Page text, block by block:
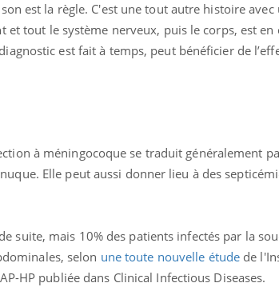
est la règle. C'est une tout autre histoire avec
tout le système nerveux, puis le corps, est en
est fait à temps, peut bénéficier de
à méningocoque se traduit généralement
Elle peut aussi donner lieu à des
suite, mais 10% des patients infectés par la
selon une toute nouvelle étude de
HP publiée dans Clinical Infectious Diseases.